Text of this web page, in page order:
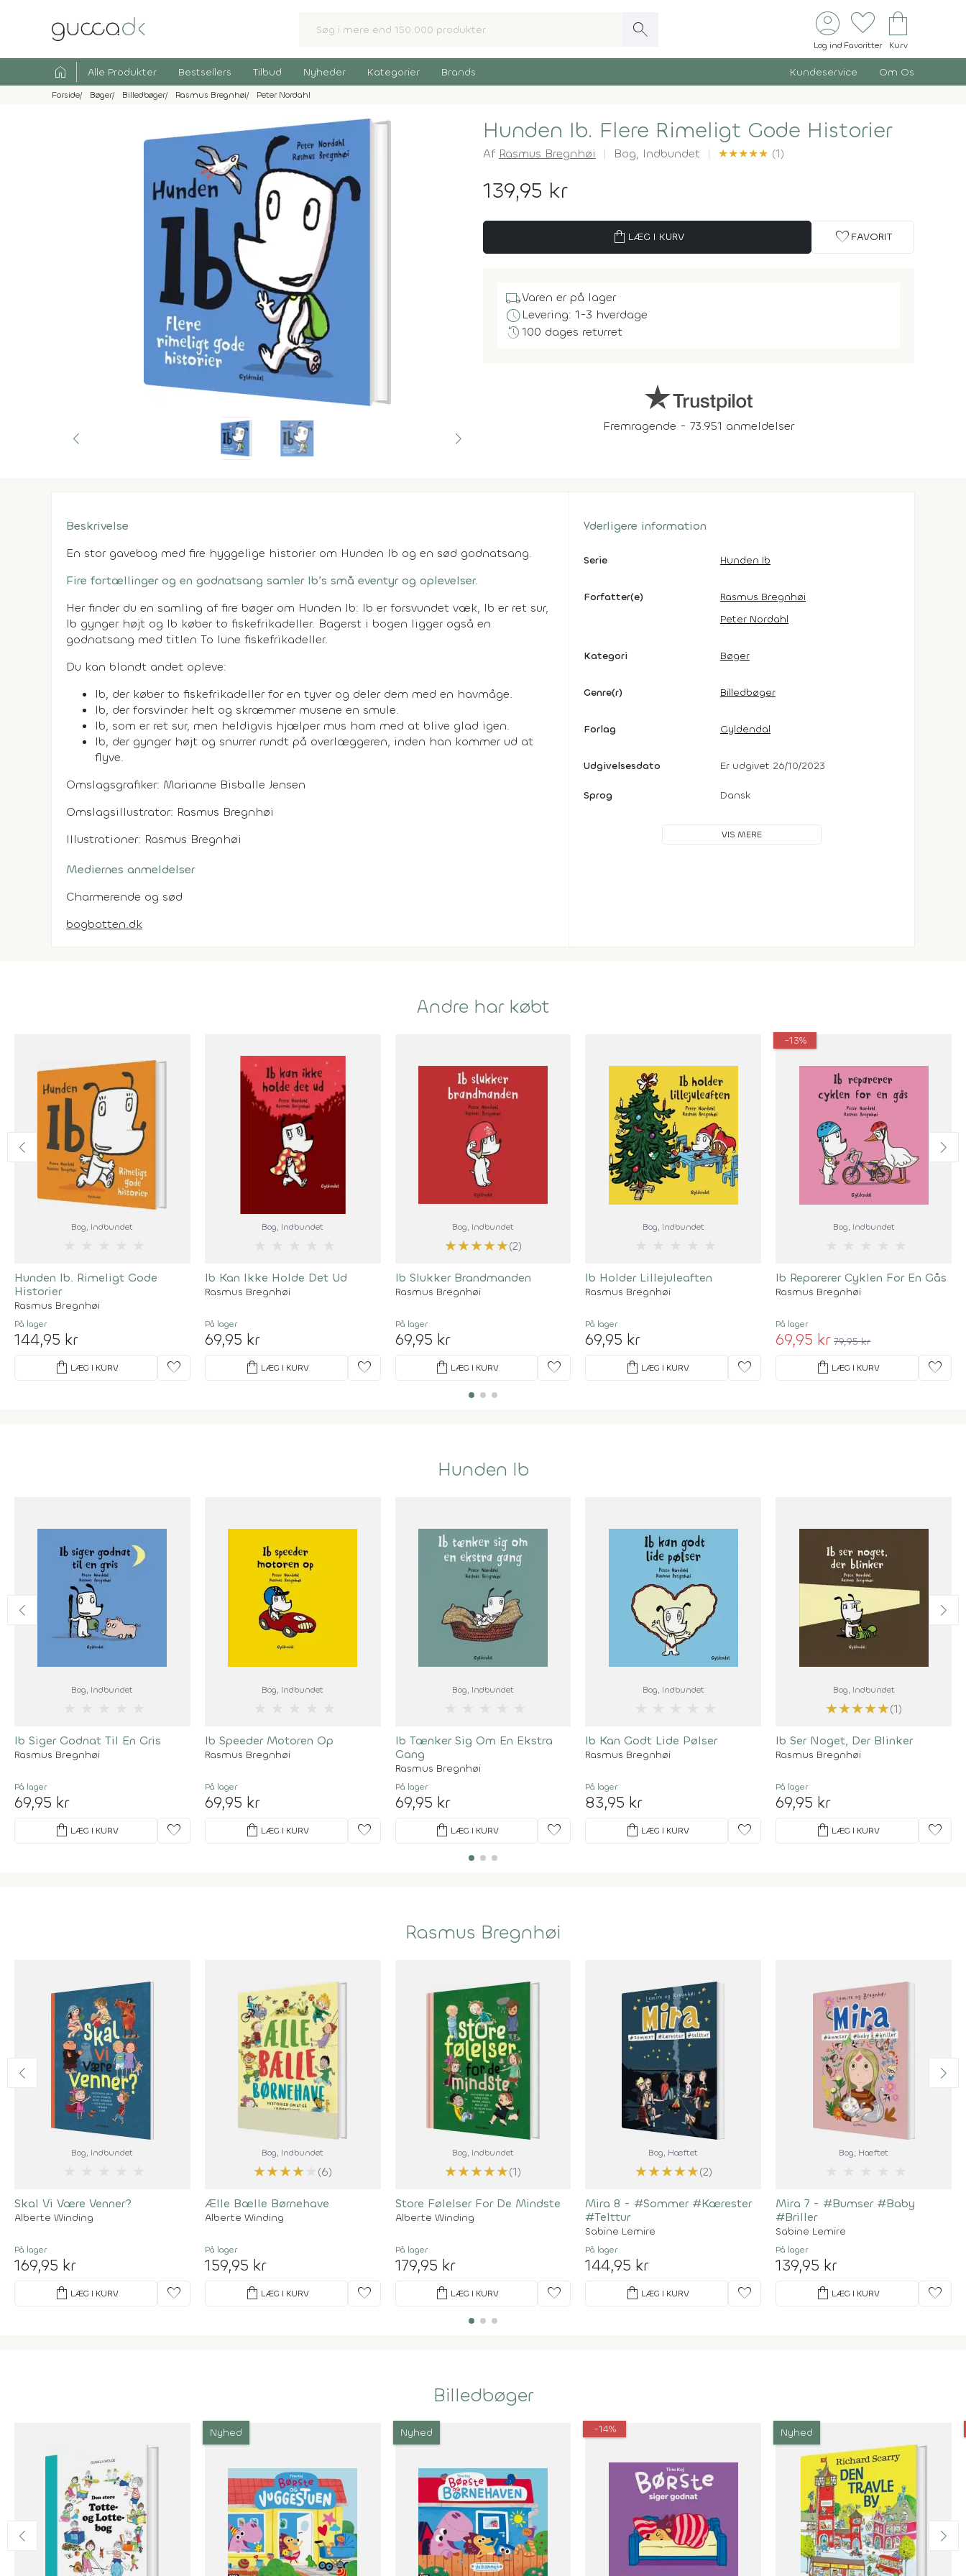
search account_circle
Log ind
favorite
Favoritter
shopping_bag
Kurv
home Alle Produkter Bestsellers Tilbud Nyheder Kategorier Brands Kundeservice Om Os
Forside Bøger Billedbøger Rasmus Bregnhøi Peter Nordahl
Hunden Ib. Flere Rimeligt Gode Historier
Af Rasmus Bregnhøi Bog, Indbundet ★★★★★ (1)
139,95 kr
shopping_bag LÆG I KURV favorite FAVORIT
local_shippingVaren er på lager
scheduleLevering: 1-3 hverdage
history100 dages returret
Fremragende - 73.951 anmeldelser
Beskrivelse
En stor gavebog med fire hyggelige historier om Hunden Ib og en sød godnatsang.
Fire fortællinger og en godnatsang samler Ib’s små eventyr og oplevelser.
Her finder du en samling af fire bøger om Hunden Ib: Ib er forsvundet væk, Ib er ret sur,
Ib gynger højt og Ib køber to fiskefrikadeller. Bagerst i bogen ligger også en
godnatsang med titlen To lune fiskefrikadeller.
Du kan blandt andet opleve:
Ib, der køber to fiskefrikadeller for en tyver og deler dem med en havmåge.
Ib, der forsvinder helt og skræmmer musene en smule.
Ib, som er ret sur, men heldigvis hjælper mus ham med at blive glad igen.
Ib, der gynger højt og snurrer rundt på overlæggeren, inden han kommer ud at
flyve.
Omslagsgrafiker: Marianne Bisballe Jensen
Omslagsillustrator: Rasmus Bregnhøi
Illustrationer: Rasmus Bregnhøi
Mediernes anmeldelser
Charmerende og sød
bogbotten.dk
Yderligere information
Serie Hunden Ib
Forfatter(e)
Rasmus Bregnhøi
Peter Nordahl
Kategori Bøger
Genre(r) Billedbøger
Forlag Gyldendal
Udgivelsesdato Er udgivet 26/10/2023
Sprog Dansk
VIS MERE
Andre har købt
Bog, Indbundet
Hunden Ib. Rimeligt Gode
Historier
Rasmus Bregnhøi
På lager
144,95 kr
shopping_bag LÆG I KURV favorite
Bog, Indbundet
Ib Kan Ikke Holde Det Ud
Rasmus Bregnhøi
På lager
69,95 kr
shopping_bag LÆG I KURV favorite
Bog, Indbundet
★★★★★(2)
Ib Slukker Brandmanden
Rasmus Bregnhøi
På lager
69,95 kr
shopping_bag LÆG I KURV favorite
Bog, Indbundet
Ib Holder Lillejuleaften
Rasmus Bregnhøi
På lager
69,95 kr
shopping_bag LÆG I KURV favorite
-13%
Bog, Indbundet
Ib Reparerer Cyklen For En Gås
Rasmus Bregnhøi
På lager
69,95 kr 79,95 kr
shopping_bag LÆG I KURV favorite
Hunden Ib
Bog, Indbundet
Ib Siger Godnat Til En Gris
Rasmus Bregnhøi
På lager
69,95 kr
shopping_bag LÆG I KURV favorite
Bog, Indbundet
Ib Speeder Motoren Op
Rasmus Bregnhøi
På lager
69,95 kr
shopping_bag LÆG I KURV favorite
Bog, Indbundet
Ib Tænker Sig Om En Ekstra
Gang
Rasmus Bregnhøi
På lager
69,95 kr
shopping_bag LÆG I KURV favorite
Bog, Indbundet
Ib Kan Godt Lide Pølser
Rasmus Bregnhøi
På lager
83,95 kr
shopping_bag LÆG I KURV favorite
Bog, Indbundet
★★★★★(1)
Ib Ser Noget, Der Blinker
Rasmus Bregnhøi
På lager
69,95 kr
shopping_bag LÆG I KURV favorite
Rasmus Bregnhøi
Bog, Indbundet
Skal Vi Være Venner?
Alberte Winding
På lager
169,95 kr
shopping_bag LÆG I KURV favorite
Bog, Indbundet
★★★★ (6)
Ælle Bælle Børnehave
Alberte Winding
På lager
159,95 kr
shopping_bag LÆG I KURV favorite
Bog, Indbundet
★★★★★(1)
Store Følelser For De Mindste
Alberte Winding
På lager
179,95 kr
shopping_bag LÆG I KURV favorite
Bog, Hæftet
★★★★★(2)
Mira 8 - #Sommer #Kærester
#Telttur
Sabine Lemire
På lager
144,95 kr
shopping_bag LÆG I KURV favorite
Bog, Hæftet
Mira 7 - #Bumser #Baby
#Briller
Sabine Lemire
På lager
139,95 kr
shopping_bag LÆG I KURV favorite
Billedbøger
Nyhed Nyhed -14% Nyhed